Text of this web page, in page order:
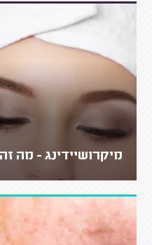
מיקרושיידינג - מה